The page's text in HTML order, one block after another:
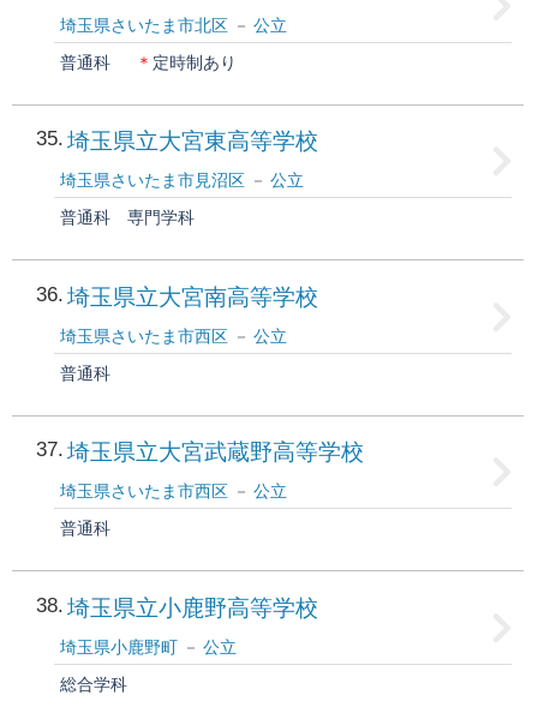
埼玉県さいたま市北区
公立
普通科
＊ 定時制あり
35 埼玉県立大宮東高等学校
埼玉県さいたま市見沼区
公立
普通科
専門学科
36 埼玉県立大宮南高等学校
埼玉県さいたま市西区
公立
普通科
37 埼玉県立大宮武蔵野高等学校
埼玉県さいたま市西区
公立
普通科
38 埼玉県立小鹿野高等学校
埼玉県小鹿野町
公立
総合学科